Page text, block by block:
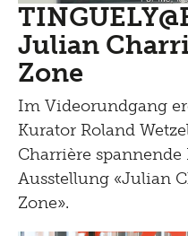
Julian
Zone
Im Videorundgang
Kurator Roland
Charrière
Ausstellung «Julian
Zone».